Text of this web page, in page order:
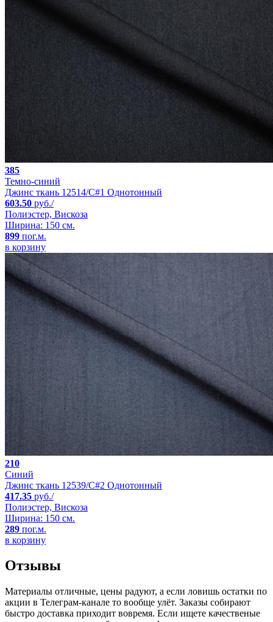
385
Темно-синий
Джинс ткань 12514/C#1 Однотонный
603.50 руб./
Полиэстер, Вискоза
Ширина: 150 см.
899 пог.м.
в корзину
210
Синий
Джинс ткань 12539/C#2 Однотонный
417.35 руб./
Полиэстер, Вискоза
Ширина: 150 см.
289 пог.м.
в корзину
Отзывы
Материалы отличные, цены радуют, а если ловишь остатки по
акции в Телеграм-канале то вообще улёт. Заказы собирают
быстро доставка приходит вовремя. Если ищете качественые